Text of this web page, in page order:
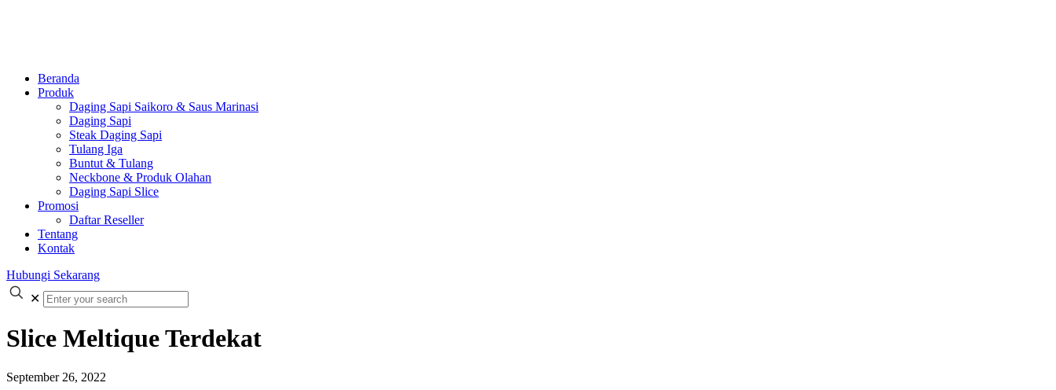
Beranda
Produk
Daging Sapi Saikoro & Saus Marinasi
Daging Sapi
Steak Daging Sapi
Tulang Iga
Buntut & Tulang
Neckbone & Produk Olahan
Daging Sapi Slice
Promosi
Daftar Reseller
Tentang
Kontak
Hubungi Sekarang
✕
Slice Meltique Terdekat
September 26, 2022